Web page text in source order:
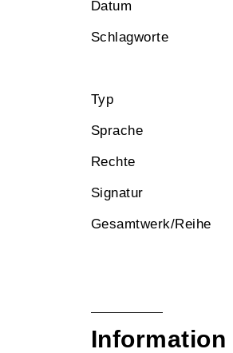
Datum
Schlagworte
Typ
Sprache
Rechte
Signatur
Gesamtwerk/Reihe
Information